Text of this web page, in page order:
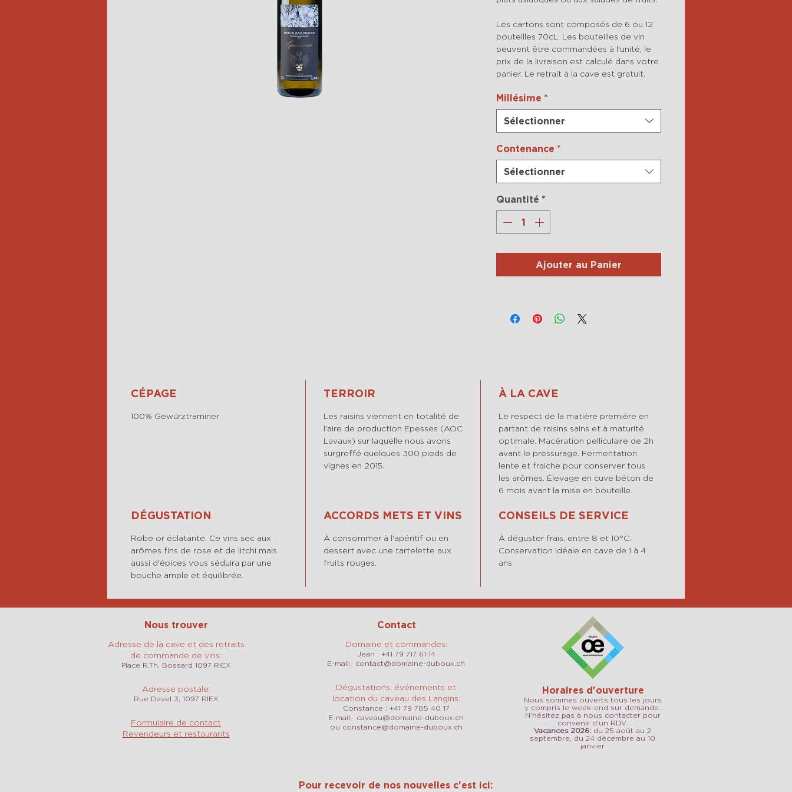
Les cartons sont composés de 6 ou 12
bouteilles 70cL. Les bouteilles de vin
peuvent être commandées à l'unité, le
prix de la livraison est calculé dans votre
panier. Le retrait à la cave est gratuit.
Millésime *
Sélectionner
Contenance *
Sélectionner
Quantité *
Ajouter au Panier
CÉPAGE
100% Gewürztraminer
TERROIR
Les raisins viennent en totalité de
l'aire de production Epesses (AOC
Lavaux) sur laquelle nous avons
surgreffé quelques 300 pieds de
vignes en 2015.
À LA CAVE
Le respect de la matière première en
partant de raisins sains et à maturité
optimale. Macération pelliculaire de 2h
avant le pressurage. Fermentation
lente et fraiche pour conserver tous
les arômes. Élevage en cuve béton de
6 mois avant la mise en bouteille.
DÉGUSTATION
Robe or éclatante. Ce vins sec aux
arômes fins de rose et de litchi mais
aussi d'épices vous séduira par une
bouche ample et équilibrée.
ACCORDS METS ET VINS
À consommer à l'apéritif ou en
dessert avec une tartelette aux
fruits rouges.
CONSEILS DE SERVICE
À déguster frais, entre 8 et 10°C.
Conservation idéale en cave de 1 à 4
ans.
Nous trouver
Adresse de la cave et des retraits
de commande de vins:
Place R.Th. Bossard 1097 RIEX
Adresse postale:
Rue Davel 3, 1097 RIEX
Formulaire de contact
Revendeurs et restaurants
Contact
Domaine et commandes:
Jean : +41 79 717 61 14
E-mail: contact@domaine-duboux.ch
Dégustations, événements et
location du caveau des Langins:
Constance : +41 79 785 40 17
E-mail: caveau@domaine-duboux.ch
ou constance@domaine-duboux.ch
Horaires d'ouverture
Nous sommes ouverts tous les jours
y compris le week-end sur demande.
N'hésitez pas à nous contacter pour
convenir d'un RDV.
Vacances 2026: du 25 août au 2
septembre, du 24 décembre au 10
janvier
Pour recevoir de nos nouvelles c'est ici: